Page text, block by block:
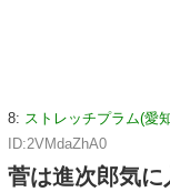
8: ストレッチプラム(愛
ID:2VMdaZhA0
菅は進次郎気